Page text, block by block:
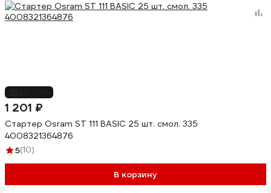
1 201 ₽
Стартер Osram ST 111 BASIC 25 шт. смол. 335
4008321364876
5(10)
В корзину